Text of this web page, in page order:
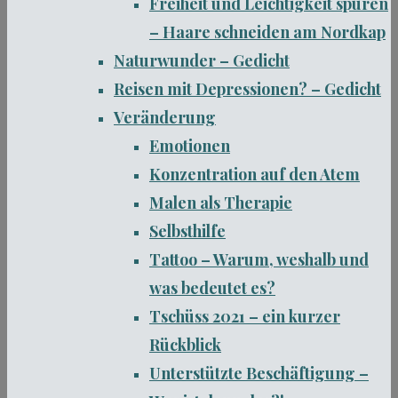
– Haare schneiden am Nordkap
Naturwunder – Gedicht
Reisen mit Depressionen? – Gedicht
Veränderung
Emotionen
Konzentration auf den Atem
Malen als Therapie
Selbsthilfe
Tattoo – Warum, weshalb und
was bedeutet es?
Tschüss 2021 – ein kurzer
Rückblick
Unterstützte Beschäftigung –